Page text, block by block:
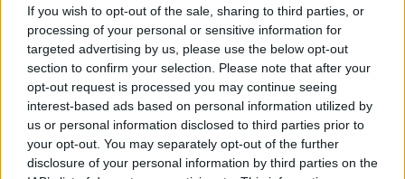
If you wish to opt-out of the sale, sharing to third parties, or
processing of your personal or sensitive information for
targeted advertising by us, please use the below opt-out
section to confirm your selection. Please note that after your
opt-out request is processed you may continue seeing
interest-based ads based on personal information utilized by
us or personal information disclosed to third parties prior to
your opt-out. You may separately opt-out of the further
disclosure of your personal information by third parties on the
10 κόλπα που πρέπει να ξέρουν όσοι έχουν
Samsung Galaxy
Εάν έχετε Samsung Galaxy κινητό, ήρθε η ώρα να ανακαλύψετε
μια σειρά από λειτουργίες που δεν θα βρείτε σε άλλες Android
συσκευές, από τα εφέ φωτισμού για τις ειδοποιήσεις μέχρι και ένα
κρυφό μενού Wi-Fi.
NEWSROOM/05 Αυγ 2026